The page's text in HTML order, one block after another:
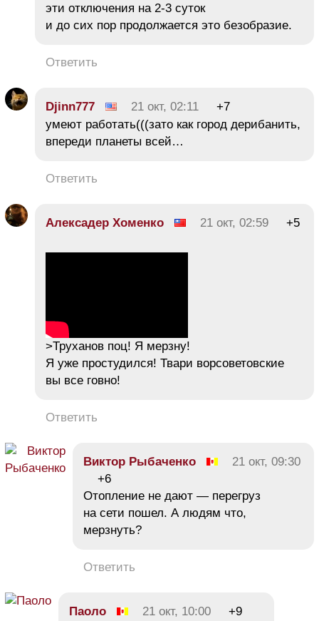
эти отключения на 2-3 суток
и до сих пор продолжается это безобразие.
Ответить
Djinn777 21 окт, 02:11
+7
умеют работать(((зато как город дерибанить,
впереди планеты всей…
Ответить
Алексадер Хоменко 21 окт, 02:59 +5
>Труханов поц! Я мерзну!
Я уже простудился! Твари ворсоветовские
вы все говно!
Ответить
Виктор Рыбаченко
21 окт, 09:30
+6
Отопление не дают — перегруз
на сети пошел. А людям что,
мерзнуть?
Ответить
Паоло 21 окт, 10:00
+9